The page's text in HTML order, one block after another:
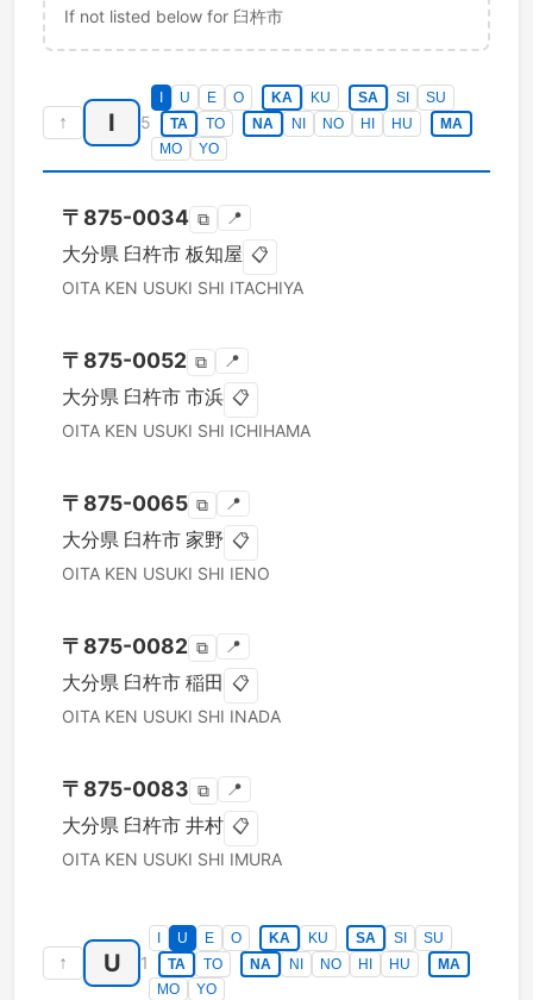
If not listed below for 臼杵市
↑ I 5
U E O KA KU SA SI
SU
TA
TO NA NI NO HI HU
MA
MO
YO
〒 875-0034 ⧉ 📍
大分県 臼杵市 板知屋 📋
OITA KEN USUKI SHI ITACHIYA
〒 875-0052 ⧉ 📍
大分県 臼杵市 市浜 📋
OITA KEN USUKI SHI ICHIHAMA
〒 875-0065 ⧉ 📍
大分県 臼杵市 家野 📋
OITA KEN USUKI SHI IENO
〒 875-0082 ⧉ 📍
大分県 臼杵市 稲田 📋
OITA KEN USUKI SHI INADA
〒 875-0083 ⧉ 📍
大分県 臼杵市 井村 📋
OITA KEN USUKI SHI IMURA
↑ U 1
U E O KA KU SA SI
SU
TA
TO NA NI NO HI HU
MA
MO
YO